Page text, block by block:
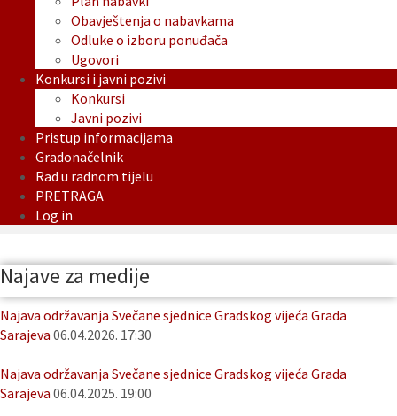
Obavještenja o nabavkama
Odluke o izboru ponuđača
Ugovori
Konkursi i javni pozivi
Konkursi
Javni pozivi
Pristup informacijama
Gradonačelnik
Rad u radnom tijelu
PRETRAGA
Log in
Najave za medije
Najava održavanja Svečane sjednice Gradskog vijeća Grada
Sarajeva 06.04.2026. 17:30
Najava održavanja Svečane sjednice Gradskog vijeća Grada
Sarajeva 06.04.2025. 19:00